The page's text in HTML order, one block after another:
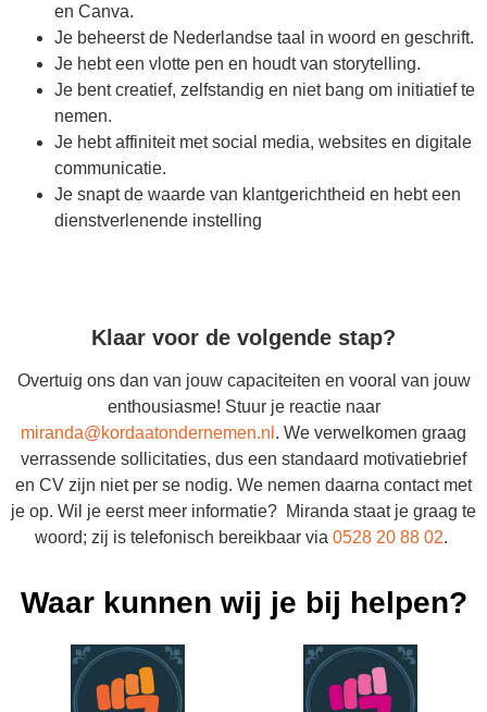
en Canva.
Je beheerst de Nederlandse taal in woord en geschrift.
Je hebt een vlotte pen en houdt van storytelling.
Je bent creatief, zelfstandig en niet bang om initiatief te
nemen.
Je hebt affiniteit met social media, websites en digitale
communicatie.
Je snapt de waarde van klantgerichtheid en hebt een
dienstverlenende instelling
Klaar voor de volgende stap?
Overtuig ons dan van jouw capaciteiten en vooral van jouw
enthousiasme! Stuur je reactie naar
miranda@kordaatondernemen.nl . We verwelkomen graag
verrassende sollicitaties, dus een standaard motivatiebrief
en CV zijn niet per se nodig. We nemen daarna contact met
je op. Wil je eerst meer informatie? Miranda staat je graag te
woord; zij is telefonisch bereikbaar via 0528 20 88 02.
Waar kunnen wij je bij helpen?